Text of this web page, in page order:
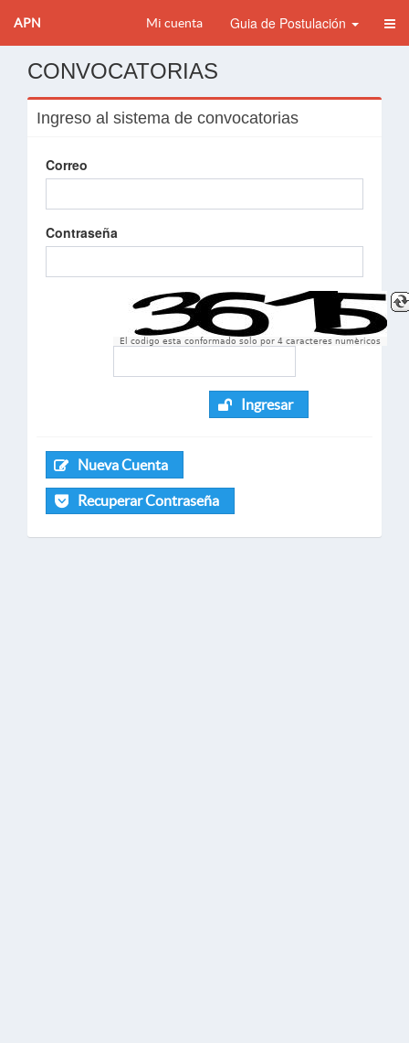
APN Mi cuenta Guia de Postulación
CONVOCATORIAS
Ingreso al sistema de convocatorias
Correo
Contraseña
El codigo esta conformado solo por 4 caracteres numèricos
Ingresar
Nueva Cuenta
Recuperar Contraseña